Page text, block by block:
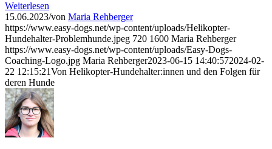
Weiterlesen
15.06.2023/von Maria Rehberger
https://www.easy-dogs.net/wp-content/uploads/Helikopter-
Hundehalter-Problemhunde.jpeg 720 1600 Maria Rehberger
https://www.easy-dogs.net/wp-content/uploads/Easy-Dogs-
Coaching-Logo.jpg Maria Rehberger2023-06-15 14:40:572024-02-
22 12:15:21Von Helikopter-Hundehalter:innen und den Folgen für
deren Hunde